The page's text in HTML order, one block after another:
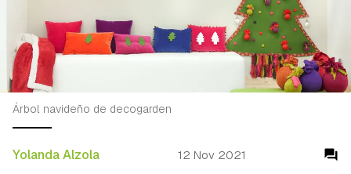
Yolanda Alzola 12 Nov 2021
Árbol navideño de decogarden